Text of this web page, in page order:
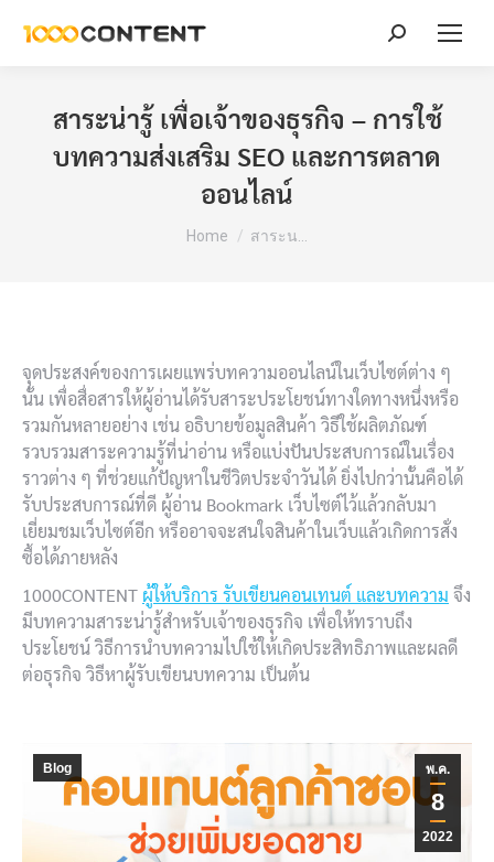
Search:
สาระน่ารู้ เพื่อเจ้าของธุรกิจ – การใช้
บทความส่งเสริม SEO และการตลาด
ออนไลน์
You are here:
Home สาระน…
จุดประสงค์ของการเผยแพร่บทความออนไลน์ในเว็บไซต์ต่าง ๆ
นั้น เพื่อสื่อสารให้ผู้อ่านได้รับสาระประโยชน์ทางใดทางหนึ่งหรือ
รวมกันหลายอย่าง เช่น อธิบายข้อมูลสินค้า วิธีใช้ผลิตภัณฑ์
รวบรวมสาระความรู้ที่น่าอ่าน หรือแบ่งปันประสบการณ์ในเรื่อง
ราวต่าง ๆ ที่ช่วยแก้ปัญหาในชีวิตประจำวันได้ ยิ่งไปกว่านั้นคือได้
รับประสบการณ์ที่ดี ผู้อ่าน Bookmark เว็บไซต์ไว้แล้วกลับมา
เยี่ยมชมเว็บไซต์อีก หรืออาจจะสนใจสินค้าในเว็บแล้วเกิดการสั่ง
ซื้อได้ภายหลัง
1000CONTENT ผู้ให้บริการ รับเขียนคอนเทนต์ และบทความ จึง
มีบทความสาระน่ารู้สำหรับเจ้าของธุรกิจ เพื่อให้ทราบถึง
ประโยชน์ วิธีการนำบทความไปใช้ให้เกิดประสิทธิภาพและผลดี
ต่อธุรกิจ วิธีหาผู้รับเขียนบทความ เป็นต้น
พ.ค.
8
2022
Blog